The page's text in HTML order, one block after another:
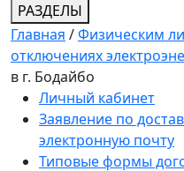
РАЗДЕЛЫ
Главная /Физическим
отключениях
в г. Бодайбо
Личный кабинет
Заявление по
электронную почту
Типовые формы